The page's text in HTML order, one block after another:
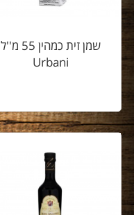
שמן זית כמהין 55 מ''ל
Urbani